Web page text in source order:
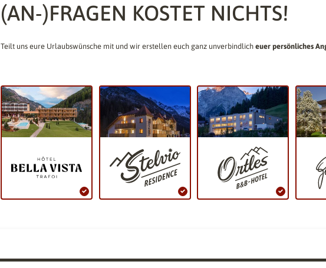
(AN-)FRAGEN KOSTET NICHTS!
Teilt uns eure Urlaubswünsche mit und wir erstellen euch ganz unverbindlich euer persönliches